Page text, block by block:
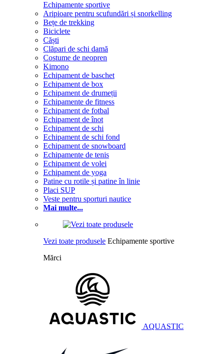
Echipamente sportive
Aripioare pentru scufundări și snorkelling
Bețe de trekking
Biciclete
Căști
Clăpari de schi damă
Costume de neopren
Kimono
Echipament de baschet
Echipament de box
Echipament de drumeții
Echipamente de fitness
Echipament de fotbal
Echipament de înot
Echipament de schi
Echipament de schi fond
Echipament de snowboard
Echipamente de tenis
Echipament de volei
Echipament de yoga
Patine cu rotile și patine în linie
Placi SUP
Veste pentru sporturi nautice
Mai multe...
Vezi toate produsele Echipamente sportive
Mărci
AQUASTIC